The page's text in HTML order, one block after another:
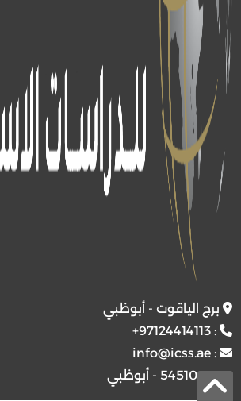
برج الياقوت - أبوظبي
:
+97124414113
:
info@icss.ae
ص.ب54510 - أبوظبي